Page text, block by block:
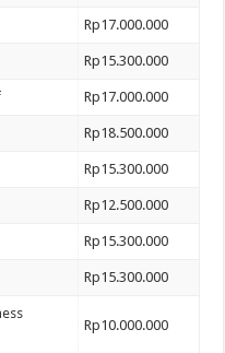
Rp17.000.000
Rp15.300.000
Rp17.000.000
Rp18.500.000
Rp15.300.000
Rp12.500.000
Rp15.300.000
Rp15.300.000
Rp10.000.000